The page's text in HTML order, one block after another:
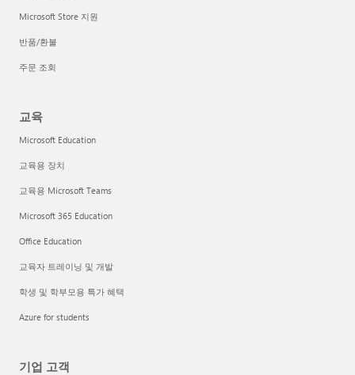
Microsoft Store 지원
반품/환불
주문 조회
교육
Microsoft Education
교육용 장치
교육용 Microsoft Teams
Microsoft 365 Education
Office Education
교육자 트레이닝 및 개발
학생 및 학부모용 특가 혜택
Azure for students
기업 고객